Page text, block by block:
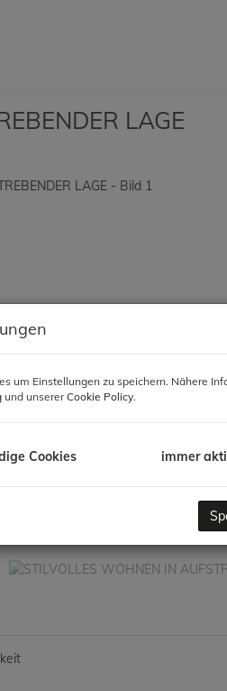
LAGE
um Einstellungen zu speichern. Nähere
und unsererCookie Policy.
Cookies immer